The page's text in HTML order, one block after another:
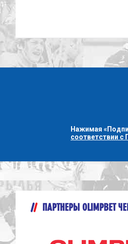
Нажимая
соответствии
ПАРТНЕРЫ OLIMPBET